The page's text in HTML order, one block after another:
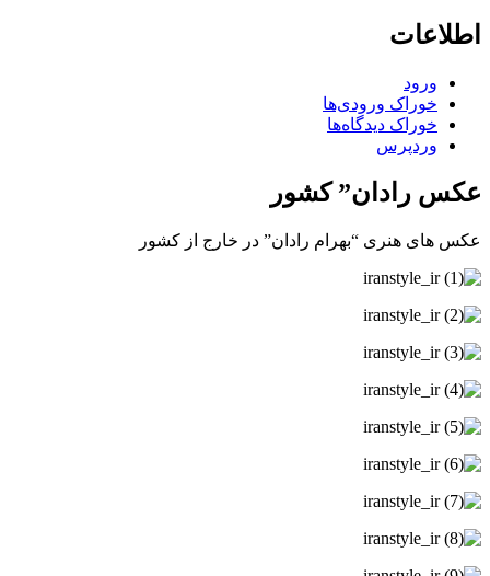
اطلاعات
ورود
خوراک ورودی‌ها
خوراک دیدگاه‌ها
وردپرس
عکس رادان” کشور
عکس های هنری “بهرام رادان” در خارج از کشور